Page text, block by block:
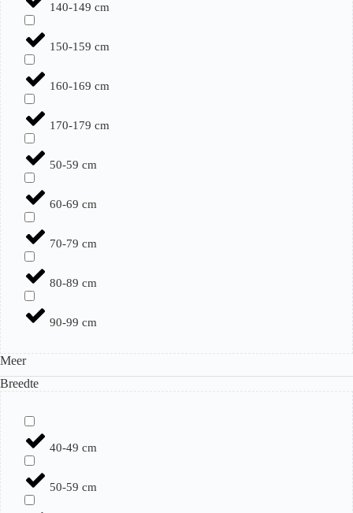
140-149 cm
150-159 cm
160-169 cm
170-179 cm
50-59 cm
60-69 cm
70-79 cm
80-89 cm
90-99 cm
Meer
Breedte
40-49 cm
50-59 cm